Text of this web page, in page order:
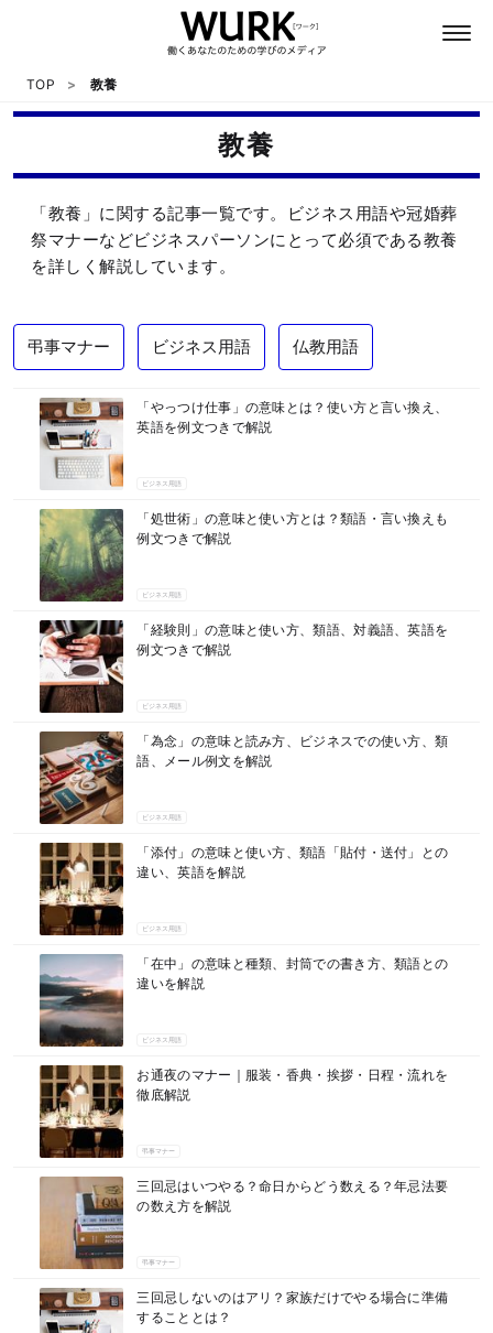
英語
教養
テクノロジー
マネー
TOP 教養
教養
「教養」に関する記事一覧です。ビジネス用語や冠婚葬
祭マナーなどビジネスパーソンにとって必須である教養
を詳しく解説しています。
弔事マナー ビジネス用語 仏教用語
「やっつけ仕事」の意味とは？使い方と言い換え、
英語を例文つきで解説
ビジネス用語
「処世術」の意味と使い方とは？類語・言い換えも
例文つきで解説
ビジネス用語
「経験則」の意味と使い方、類語、対義語、英語を
例文つきで解説
ビジネス用語
「為念」の意味と読み方、ビジネスでの使い方、類
語、メール例文を解説
ビジネス用語
「添付」の意味と使い方、類語「貼付・送付」との
違い、英語を解説
ビジネス用語
「在中」の意味と種類、封筒での書き方、類語との
違いを解説
ビジネス用語
お通夜のマナー｜服装・香典・挨拶・日程・流れを
徹底解説
弔事マナー
三回忌はいつやる？命日からどう数える？年忌法要
の数え方を解説
弔事マナー
三回忌しないのはアリ？家族だけでやる場合に準備
することとは？